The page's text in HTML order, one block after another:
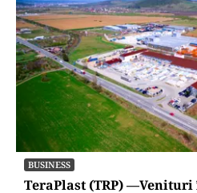
BUSINESS
TeraPlast (TRP) —Venituri